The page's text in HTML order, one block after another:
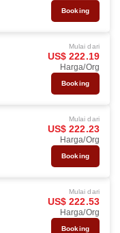
Booking
Mulai dari
US$ 222.19
Harga/Org
Booking
Mulai dari
US$ 222.23
Harga/Org
Booking
Mulai dari
US$ 222.53
Harga/Org
Booking